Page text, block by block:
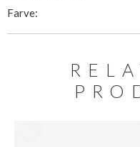
Farve: